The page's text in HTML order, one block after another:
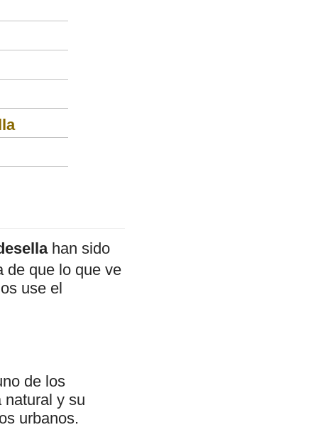
han sido
de que lo que ve
use el
de los
natural y su
urbanos.